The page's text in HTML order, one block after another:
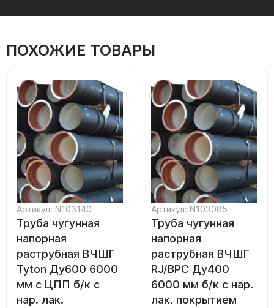
ПОХОЖИЕ ТОВАРЫ
Артикул: N103140
Труба чугунная
напорная
раструбная ВЧШГ
Tyton Ду600 6000
мм с ЦПП б/к с
нар. лак.
Артикул: N103085
Труба чугунная
напорная
раструбная ВЧШГ
RJ/ВРС Ду400
6000 мм б/к с нар.
лак. покрытием